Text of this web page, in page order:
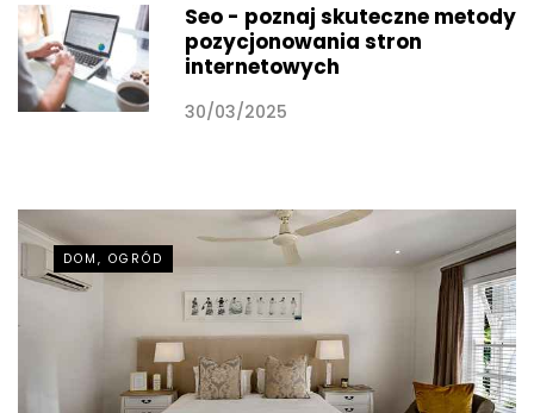
Seo - poznaj skuteczne metody
pozycjonowania stron
internetowych
30/03/2025
DOM, OGRÓD